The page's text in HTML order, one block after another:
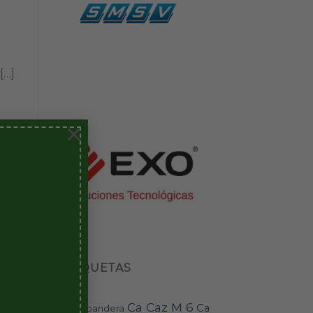
×
ETIQUETAS
BAI-11 bandera Ca Caz M 6 Ca